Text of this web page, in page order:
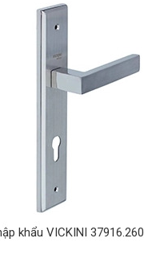
khẩu VICKINI 37916.260